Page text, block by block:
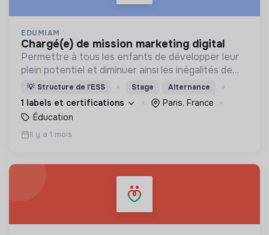
EDUMIAM
chargé(e) de mission marketing digital
Permettre à tous les enfants de développer leur
plein potentiel et diminuer ainsi les inégalités de
destin...rien que ça !
💡 Structure de l’ESS Stage Alternance
1 labels et certifications
Paris, France
Éducation
Il y a 1 mois